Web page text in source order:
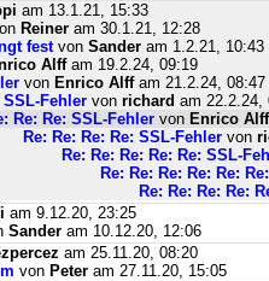
am 13.1.21, 15:33
Reiner am 30.1.21, 12:28
festvon Sander am 1.2.21, 10:43
Alffam 19.2.24, 09:19
von Enrico Alffam 21.2.24, 08:47
SSL-Fehler von richard am 22.2.24,
Re: Re: SSL-Fehler von Enrico Alff
Re: Re: Re: Re: SSL-Fehler von
Re: Re: Re: Re: Re: SSL-
Re: Re: Re: Re: Re:
Re: Re: Re: Re:
am 9.12.20, 23:25
Sander am 10.12.20, 12:06
am 25.11.20, 08:20
von Peter am 27.11.20, 15:05